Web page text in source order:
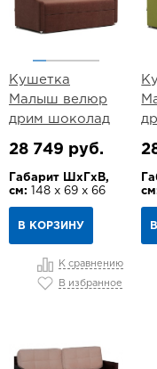
Кушетка
Малыш велюр
дрим шоколад
28 749 руб.
Габарит ШхГхВ,
см: 148 х 69 х 66
В КОРЗИНУ
К сравнению
В избранное